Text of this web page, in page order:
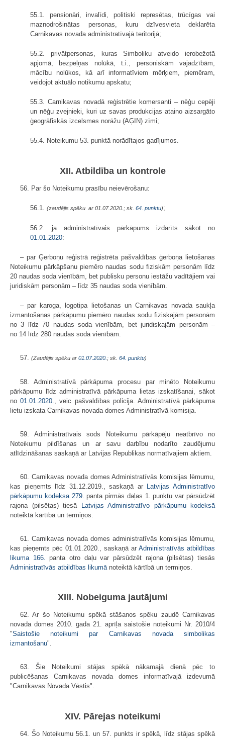
55.1. pensionāri, invalīdi, politiski represētas, trūcīgas vai
maznodrošinātas personas, kuru dzīvesvieta deklarēta
Carnikavas novada administratīvajā teritorijā;
55.2. privātpersonas, kuras Simboliku atveido ierobežotā
apjomā, bezpeļņas nolūkā, t.i., personiskām vajadzībām,
mācību nolūkos, kā arī informatīviem mērķiem, piemēram,
veidojot aktuālo notikumu apskatu;
55.3. Carnikavas novadā reģistrētie komersanti – nēģu cepēji
un nēģu zvejnieki, kuri uz savas produkcijas ataino aizsargāto
ģeogrāfiskās izcelsmes norāžu (AĢIN) zīmi;
55.4. Noteikumu 53. punktā norādītajos gadījumos.
XII. Atbildība un kontrole
56. Par šo Noteikumu prasību neievērošanu:
56.1. (zaudējis spēku ar 01.07.2020.; sk. 64. punktu);
56.2. ja administratīvais pārkāpums izdarīts sākot no
01.01.2020:
– par Ģerboņu reģistrā reģistrēta pašvaldības ģerboņa lietošanas
Noteikumu pārkāpšanu piemēro naudas sodu fiziskām personām līdz
20 naudas soda vienībām, bet publisku personu iestāžu vadītājiem vai
juridiskām personām – līdz 35 naudas soda vienībām.
– par karoga, logotipa lietošanas un Carnikavas novada saukļa
izmantošanas pārkāpumu piemēro naudas sodu fiziskajām personām
no 3 līdz 70 naudas soda vienībām, bet juridiskajām personām –
no 14 līdz 280 naudas soda vienībām.
57. (Zaudējis spēku ar 01.07.2020. ; sk. 64. punktu)
58. Administratīvā pārkāpuma procesu par minēto Noteikumu
pārkāpumu līdz administratīvā pārkāpuma lietas izskatīšanai, sākot
no01.01.2020.
, veic pašvaldības policija. Administratīvā pārkāpuma
lietu izskata Carnikavas novada domes Administratīvā komisija.
59. Administratīvais sods Noteikumu pārkāpēju neatbrīvo no
Noteikumu pildīšanas un ar savu darbību nodarīto zaudējumu
atlīdzināšanas saskaņā ar Latvijas Republikas normatīvajiem aktiem.
60. Carnikavas novada domes Administratīvās komisijas lēmumu,
kas pieņemts līdz 31.12.2019., saskaņā ar
Latvijas Administratīvo
pārkāpumu kodeksa 279. panta pirmās daļas 1. punktu var pārsūdzēt
rajona (pilsētas) tiesā
Latvijas Administratīvo pārkāpumu kodeksā
noteiktā kārtībā un termiņos.
61. Carnikavas novada domes administratīvās komisijas lēmumu,
kas pieņemts pēc 01.01.2020., saskaņā ar Administratīvās atbildības
likuma 166.
panta otro daļu var pārsūdzēt rajona (pilsētas) tiesās
Administratīvās atbildības likumā noteiktā kārtībā un termiņos.
XIII. Nobeiguma jautājumi
62. Ar šo Noteikumu spēkā stāšanos spēku zaudē Carnikavas
novada domes 2010. gada 21. aprīļa saistošie noteikumi Nr. 2010/4
"Saistošie noteikumi par Carnikavas novada simbolikas
izmantošanu".
63. Šie Noteikumi stājas spēkā nākamajā dienā pēc to
publicēšanas Carnikavas novada domes informatīvajā izdevumā
"Carnikavas Novada Vēstis".
XIV. Pārejas noteikumi
64. Šo Noteikumu 56.1. un 57. punkts ir spēkā, līdz stājas spēkā